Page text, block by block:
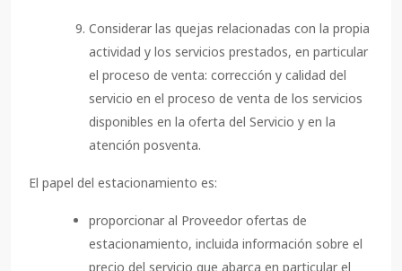
Considerar las quejas relacionadas con la propia
actividad y los servicios prestados, en particular
el proceso de venta: corrección y calidad del
servicio en el proceso de venta de los servicios
disponibles en la oferta del Servicio y en la
atención posventa.
El papel del estacionamiento es:
proporcionar al Proveedor ofertas de
estacionamiento, incluida información sobre el
precio del servicio que abarca en particular el